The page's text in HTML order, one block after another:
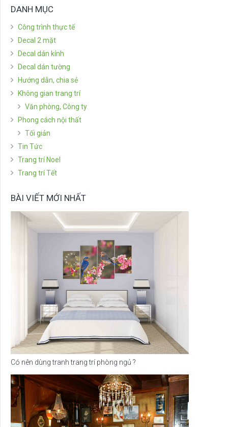
DANH MỤC
Công trình thực tế
Decal 2 mặt
Decal dán kính
Decal dán tường
Hướng dẫn, chia sẻ
Không gian trang trí
Văn phòng, Công ty
Phong cách nội thất
Tối giản
Tin Tức
Trang trí Noel
Trang trí Tết
BÀI VIẾT MỚI NHẤT
Có nên dùng tranh trang trí phòng ngủ ?